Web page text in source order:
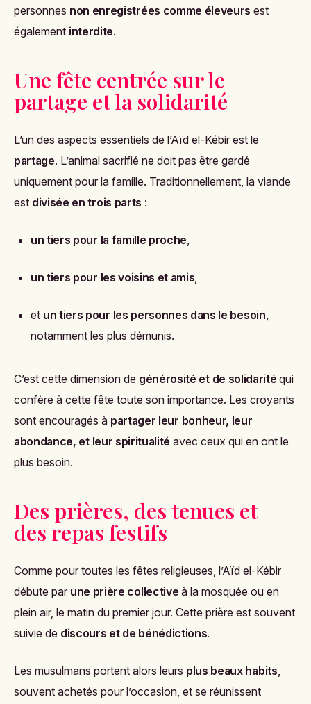
personnes non enregistrées comme éleveurs est
également interdite.
Une fête centrée sur le
partage et la solidarité
L’un des aspects essentiels de l’Aïd el-Kébir est le
partage. L’animal sacrifié ne doit pas être gardé
uniquement pour la famille. Traditionnellement, la viande
est divisée en trois parts :
un tiers pour la famille proche
un tiers pour les voisins et amis
et un tiers pour les personnes dans le besoin
notamment les plus démunis.
C’est cette dimension de générosité et de solidarité qui
confère à cette fête toute son importance. Les croyants
sont encouragés à partager leur bonheur, leur
abondance, et leur spiritualité avec ceux qui en ont le
plus besoin.
Des prières, des tenues et
des repas festifs
Comme pour toutes les fêtes religieuses, l’Aïd el-Kébir
débute par une prière collective à la mosquée ou en
plein air, le matin du premier jour. Cette prière est souvent
suivie de discours et de bénédictions.
Les musulmans portent alors leurs plus beaux habits
souvent achetés pour l’occasion, et se réunissent